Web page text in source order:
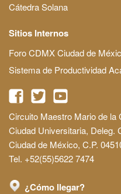
Cátedra Solana
Sitios Internos
Foro CDMX Ciudad de
Sistema de Productividad
Circuito Maestro Mario de la
Ciudad Universitaria, Deleg.
Ciudad de México, C.P.
Tel. +52(55)5622 7474
¿Cómo llegar?